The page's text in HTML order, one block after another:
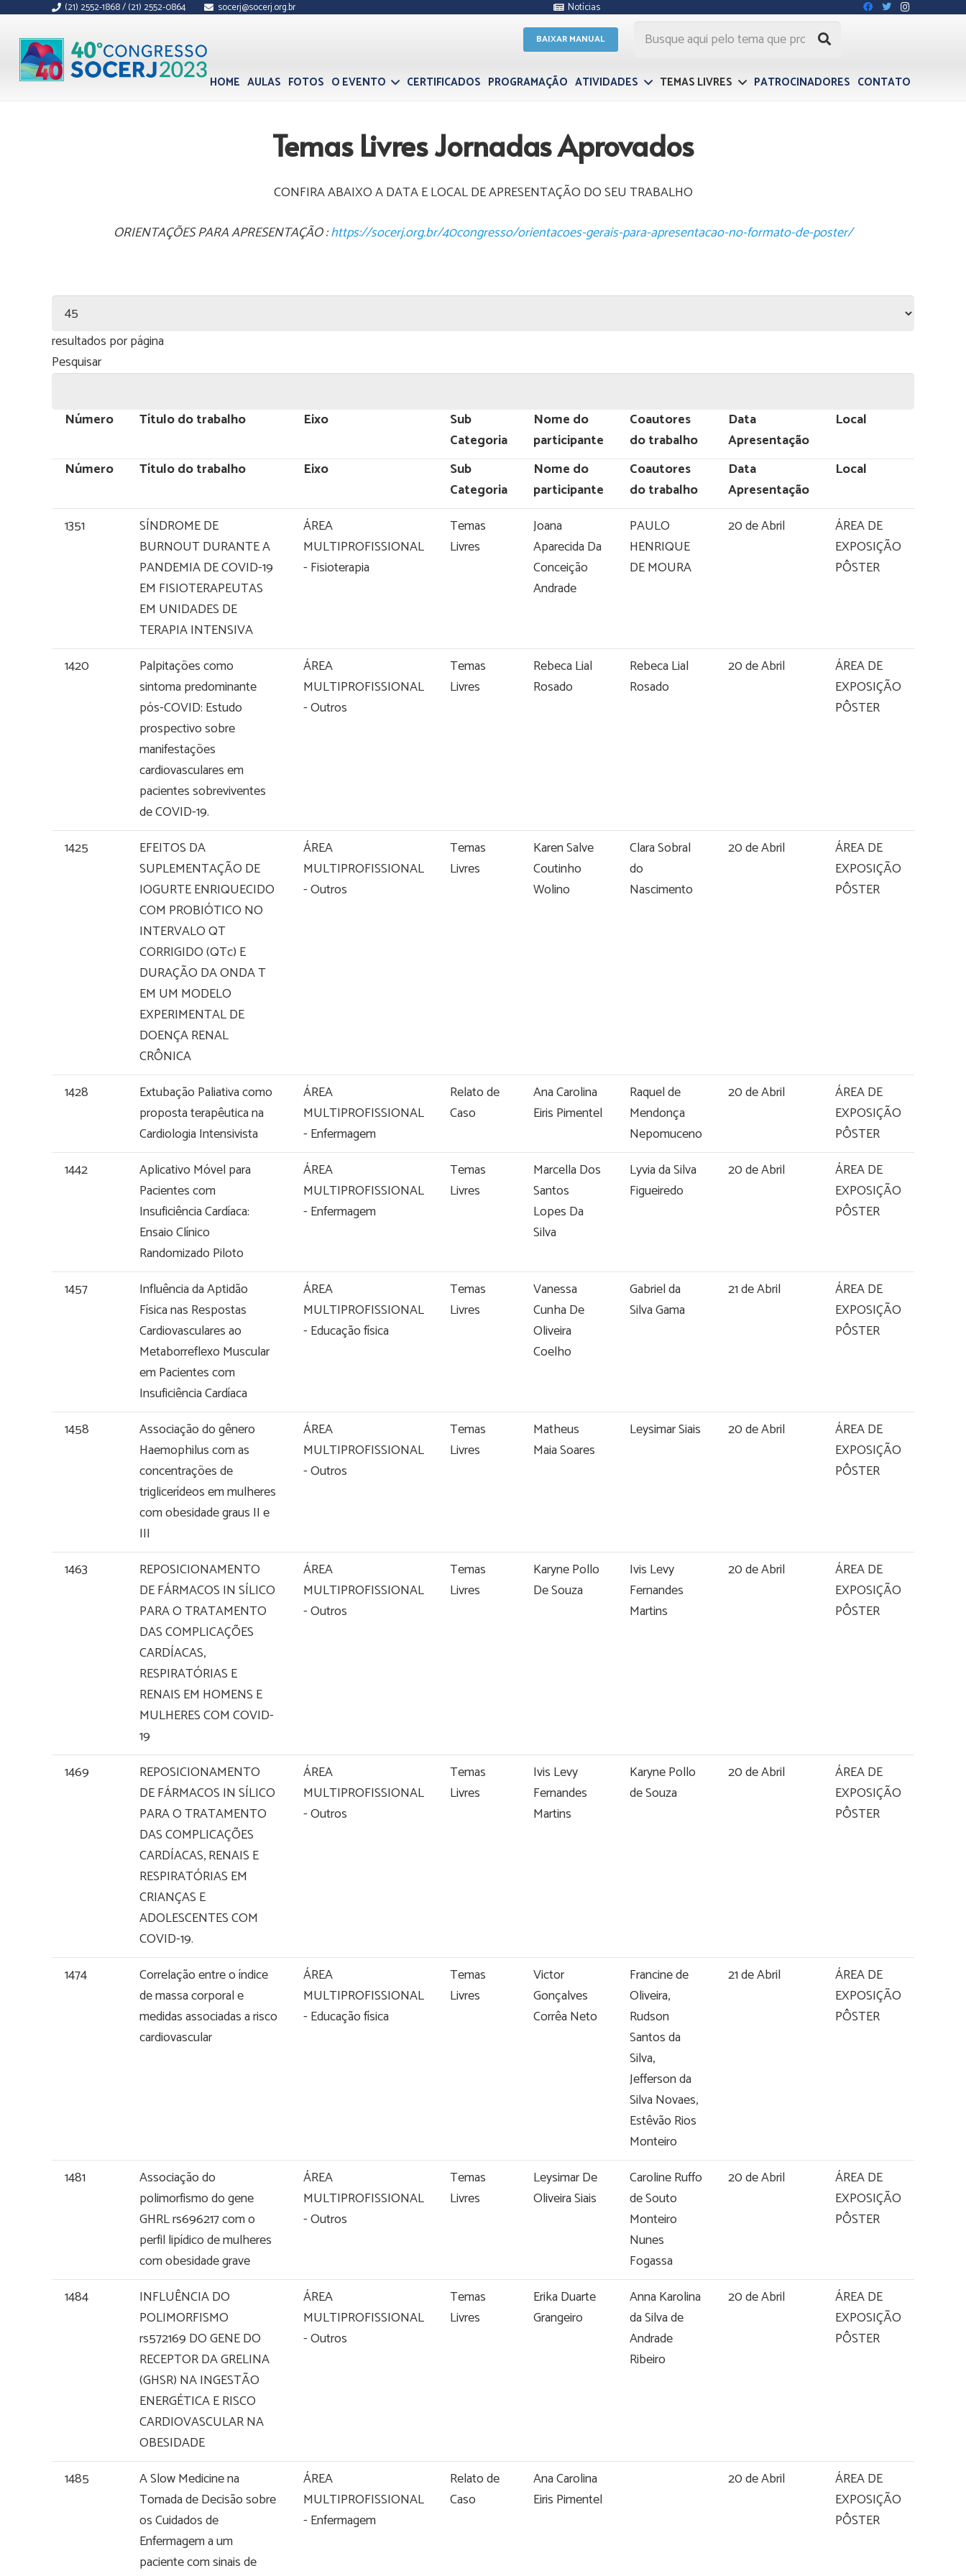
(21) 2552-1868 / (21) 2552-0864 socerj@socerj.org.br Notícias
BAIXAR MANUAL
HOME AULAS FOTOS O EVENTO CERTIFICADOS PROGRAMAÇÃO ATIVIDADES TEMAS LIVRES PATROCINADORES CONTATO
Temas Livres Jornadas Aprovados
CONFIRA ABAIXO A DATA E LOCAL DE APRESENTAÇÃO DO SEU TRABALHO
ORIENTAÇÕES PARA APRESENTAÇÃO :https://socerj.org.br/40congresso/orientacoes-gerais-para-apresentacao-no-formato-de-poster/
resultados por página
Pesquisar
Número Título do trabalho Eixo
Sub
Categoria
Nome do
participante
Coautores
do trabalho
Data
Apresentação
Local
Número Título do trabalho Eixo
Sub
Categoria
Nome do
participante
Coautores
do trabalho
Data
Apresentação
Local
1351
SÍNDROME DE
BURNOUT DURANTE A
PANDEMIA DE COVID-19
EM FISIOTERAPEUTAS
EM UNIDADES DE
TERAPIA INTENSIVA
ÁREA
MULTIPROFISSIONAL
- Fisioterapia
Temas
Livres
Joana
Aparecida Da
Conceição
Andrade
PAULO
HENRIQUE
DE MOURA
20 de Abril
ÁREA DE
EXPOSIÇÃO
PÔSTER
1420
Palpitações como
sintoma predominante
pós-COVID: Estudo
prospectivo sobre
manifestações
cardiovasculares em
pacientes sobreviventes
de COVID-19.
ÁREA
MULTIPROFISSIONAL
- Outros
Temas
Livres
Rebeca Lial
Rosado
Rebeca Lial
Rosado
20 de Abril
ÁREA DE
EXPOSIÇÃO
PÔSTER
1425
EFEITOS DA
SUPLEMENTAÇÃO DE
IOGURTE ENRIQUECIDO
COM PROBIÓTICO NO
INTERVALO QT
CORRIGIDO (QTc) E
DURAÇÃO DA ONDA T
EM UM MODELO
EXPERIMENTAL DE
DOENÇA RENAL
CRÔNICA
ÁREA
MULTIPROFISSIONAL
- Outros
Temas
Livres
Karen Salve
Coutinho
Wolino
Clara Sobral
do
Nascimento
20 de Abril
ÁREA DE
EXPOSIÇÃO
PÔSTER
1428
Extubação Paliativa como
proposta terapêutica na
Cardiologia Intensivista
ÁREA
MULTIPROFISSIONAL
- Enfermagem
Relato de
Caso
Ana Carolina
Eiris Pimentel
Raquel de
Mendonça
Nepomuceno
20 de Abril
ÁREA DE
EXPOSIÇÃO
PÔSTER
1442
Aplicativo Móvel para
Pacientes com
Insuficiência Cardíaca:
Ensaio Clínico
Randomizado Piloto
ÁREA
MULTIPROFISSIONAL
- Enfermagem
Temas
Livres
Marcella Dos
Santos
Lopes Da
Silva
Lyvia da Silva
Figueiredo
20 de Abril
ÁREA DE
EXPOSIÇÃO
PÔSTER
1457
Influência da Aptidão
Física nas Respostas
Cardiovasculares ao
Metaborreflexo Muscular
em Pacientes com
Insuficiência Cardíaca
ÁREA
MULTIPROFISSIONAL
- Educação física
Temas
Livres
Vanessa
Cunha De
Oliveira
Coelho
Gabriel da
Silva Gama
21 de Abril
ÁREA DE
EXPOSIÇÃO
PÔSTER
1458
Associação do gênero
Haemophilus com as
concentrações de
triglicerídeos em mulheres
com obesidade graus II e
III
ÁREA
MULTIPROFISSIONAL
- Outros
Temas
Livres
Matheus
Maia Soares
Leysimar Siais 20 de Abril
ÁREA DE
EXPOSIÇÃO
PÔSTER
1463
REPOSICIONAMENTO
DE FÁRMACOS IN SÍLICO
PARA O TRATAMENTO
DAS COMPLICAÇÕES
CARDÍACAS,
RESPIRATÓRIAS E
RENAIS EM HOMENS E
MULHERES COM COVID-
19
ÁREA
MULTIPROFISSIONAL
- Outros
Temas
Livres
Karyne Pollo
De Souza
Ivis Levy
Fernandes
Martins
20 de Abril
ÁREA DE
EXPOSIÇÃO
PÔSTER
1469
REPOSICIONAMENTO
DE FÁRMACOS IN SÍLICO
PARA O TRATAMENTO
DAS COMPLICAÇÕES
CARDÍACAS, RENAIS E
RESPIRATÓRIAS EM
CRIANÇAS E
ADOLESCENTES COM
COVID-19.
ÁREA
MULTIPROFISSIONAL
- Outros
Temas
Livres
Ivis Levy
Fernandes
Martins
Karyne Pollo
de Souza
20 de Abril
ÁREA DE
EXPOSIÇÃO
PÔSTER
1474
Correlação entre o índice
de massa corporal e
medidas associadas a risco
cardiovascular
ÁREA
MULTIPROFISSIONAL
- Educação física
Temas
Livres
Victor
Gonçalves
Corrêa Neto
Francine de
Oliveira,
Rudson
Santos da
Silva,
Jefferson da
Silva Novaes,
Estêvão Rios
Monteiro
21 de Abril
ÁREA DE
EXPOSIÇÃO
PÔSTER
1481
Associação do
polimorfismo do gene
GHRL rs696217 com o
perfil lipídico de mulheres
com obesidade grave
ÁREA
MULTIPROFISSIONAL
- Outros
Temas
Livres
Leysimar De
Oliveira Siais
Caroline Ruffo
de Souto
Monteiro
Nunes
Fogassa
20 de Abril
ÁREA DE
EXPOSIÇÃO
PÔSTER
1484
INFLUÊNCIA DO
POLIMORFISMO
rs572169 DO GENE DO
RECEPTOR DA GRELINA
(GHSR) NA INGESTÃO
ENERGÉTICA E RISCO
CARDIOVASCULAR NA
OBESIDADE
ÁREA
MULTIPROFISSIONAL
- Outros
Temas
Livres
Erika Duarte
Grangeiro
Anna Karolina
da Silva de
Andrade
Ribeiro
20 de Abril
ÁREA DE
EXPOSIÇÃO
PÔSTER
1485
A Slow Medicine na
Tomada de Decisão sobre
os Cuidados de
Enfermagem a um
paciente com sinais de
ÁREA
MULTIPROFISSIONAL
- Enfermagem
Relato de
Caso
Ana Carolina
Eiris Pimentel
20 de Abril
ÁREA DE
EXPOSIÇÃO
PÔSTER